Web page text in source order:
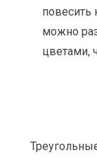
повесить
можно
цветами,